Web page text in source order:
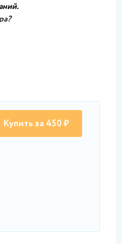
Купить за 450 ₽